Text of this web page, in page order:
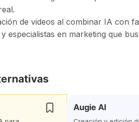
de videos al combinar IA con
especialistas en marketing que
Augie AI